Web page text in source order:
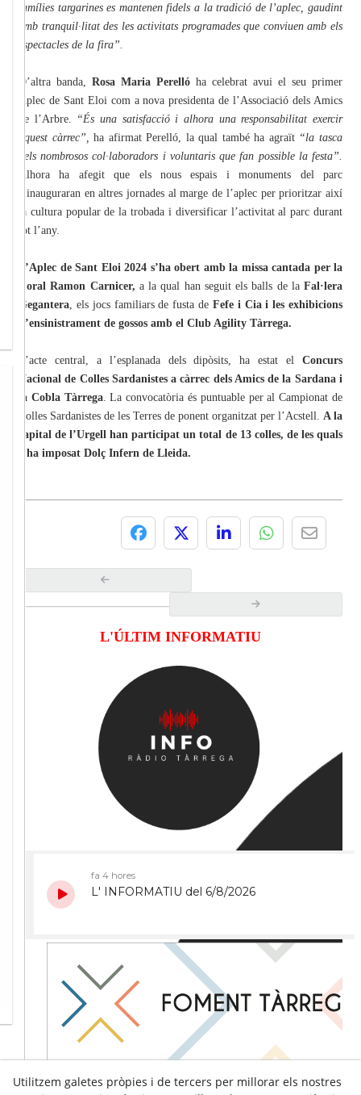
famílies targarines es mantenen fidels a la tradició de l’aplec, gaudint
amb tranquil·litat des les activitats programades que conviuen amb els
espectacles de la fira”.
D’altra banda, Rosa Maria Perelló ha celebrat avui el seu primer
Aplec de Sant Eloi com a nova presidenta de l’Associació dels Amics
de l’Arbre.
“És una satisfacció i alhora una responsabilitat exercir
aquest càrrec”,
ha afirmat Perelló, la qual també ha agraït“la tasca
dels nombrosos col·laboradors i voluntaris que fan possible la festa”.
Alhora ha afegit que els nous espais i monuments del parc
s’inauguraran en altres jornades al marge de l’aplec per prioritzar així
la cultura popular de la trobada i diversificar l’activitat al parc durant
tot l’any.
L’Aplec de Sant Eloi 2024 s’ha obert amb la missa cantada per la
Coral Ramon Carnicer, a la qual han seguit els balls de laFal·lera
Gegantera , els jocs familiars de fusta de Fefe i Cia i les exhibicions
d’ensinistrament de gossos amb el Club Agility Tàrrega.
L’acte central, a l’esplanada dels dipòsits, ha estat el Concurs
Nacional de Colles Sardanistes a càrrec dels Amics de la Sardana i
la Cobla Tàrrega. La convocatòria és puntuable per al Campionat de
Colles Sardanistes de les Terres de ponent organitzat per l’Acstell. A la
capital de l’Urgell han participat un total de 13 colles, de les quals
s’ha imposat Dolç Infern de Lleida.
L'ÚLTIM INFORMATIU
Utilitzem galetes pròpies i de tercers per millorar els nostres